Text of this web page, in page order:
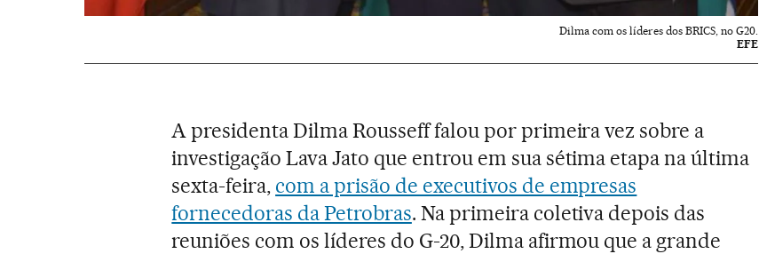
Dilma com os líderes dos BRICS, no G20.
EFE
A presidenta Dilma Rousseff falou por primeira vez sobre a
investigação Lava Jato que entrou em sua sétima etapa na última
sexta-feira, com a prisão de executivos de empresas
fornecedoras da Petrobras. Na primeira coletiva depois das
reuniões com os líderes do G-20, Dilma afirmou que a grande